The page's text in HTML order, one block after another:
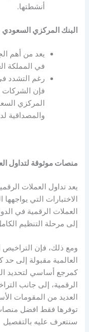
أنشطتها.
البنك المركزي السعودي (SAMA
يعد من أهم
في المملكة
رغم التشدد
فإن
المركزي
والمصداقية
منصات موثوقة لتداول
يعد تداول العملات
الاختبارات التي
العملات الرقمية في
إلى مرحلة التنظيم
ومع ذلك، فإن التراخيص
العالمية مقبولة إلى
كمرجع أساسي لتحديد
الرقمية، إلى جانب
العديد من المقومات
توفرها فقط افضل منصات
سنتعرف عليه بالتفصيل